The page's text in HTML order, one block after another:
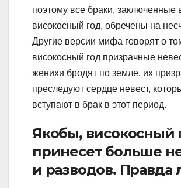
поэтому все браки, заключенные
високосный год, обречены на
Другие версии мифа говорят о
високосный год призрачные
женихи бродят по земле, их
преследуют сердце невест,
вступают в брак в этот период.
Якобы, високосный
принесет больше
и разводов. Правда